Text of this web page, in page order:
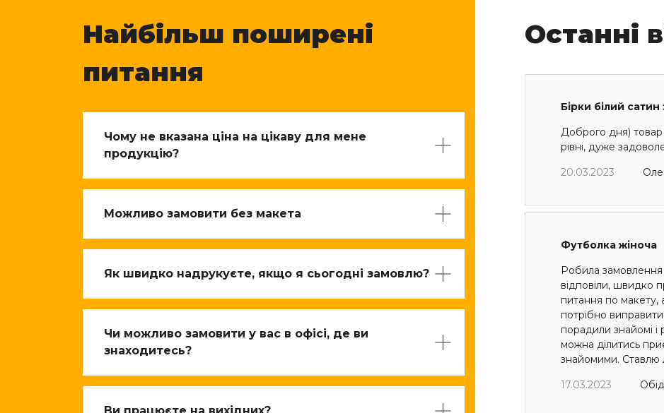
Найбільш поширені
питання
Чому не вказана ціна на цікаву для мене
продукцію?
Можливо замовити без макета
Як швидко надрукуєте, якщо я сьогодні замовлю?
Чи можливо замовити у вас в офісі, де ви
знаходитесь?
Останні
Бірки білий
Доброго дня)
рівні, дуже
20.03.2023
Футболка жіноча
Робила
відповіли, швидко
питання по макету,
потрібно
порадили знайомі
можна ділитись
знайомими. Ставлю
17.03.2023